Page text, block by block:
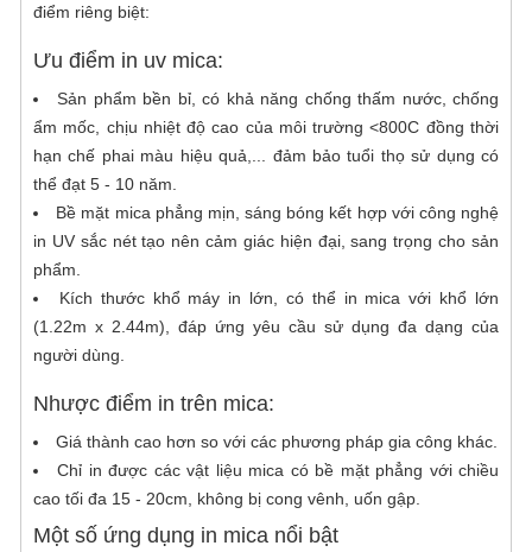
giá cắt chữ mica cạnh tranh nhất.
thể tiếp cận từ xa, như đường phố, con
In UV là gì? Chất lượng in UV như thế
nào?
In UV là gì? In UV có lẽ là một công nghệ in
không còn xa lạ với những ai hoạt động
trong ngành in quảng cáo. Tuy nhiên nó
cũng tương đối mới mẻ với những ai mới bắt
nghệ in UV đang trở thành một trong những
sự lựa chọn hàng đầu nhờ vào tính ưu việt
In decal dán ngoài trời chống nước
Tại Sài Gòn CPA chúng tôi nhận cung
cấp dịch vụ in decal dán ngoài trời để quảng
điểm riêng biệt:
Ưu điểm in uv mica:
Sản phẩm bền bỉ, có khả năng chống thấm nước, chống
ẩm mốc, chịu nhiệt độ cao của môi trường <800C đồng thời
hạn chế phai màu hiệu quả,... đảm bảo tuổi thọ sử dụng có
thể đạt 5 - 10 năm.
Bề mặt mica phẳng mịn, sáng bóng kết hợp với công nghệ
in UV sắc nét tạo nên cảm giác hiện đại, sang trọng cho sản
phẩm.
Kích thước khổ máy in lớn, có thể in mica với khổ lớn
(1.22m x 2.44m), đáp ứng yêu cầu sử dụng đa dạng của
người dùng.
Nhược điểm in trên mica:
Giá thành cao hơn so với các phương pháp gia công khác.
Chỉ in được các vật liệu mica có bề mặt phẳng với chiều
cao tối đa 15 - 20cm, không bị cong vênh, uốn gập.
Một số ứng dụng in mica nổi bật